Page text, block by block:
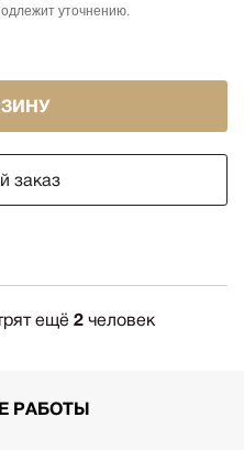
РАБОТЫ
уточнению.
заказ
ещё 2 человек